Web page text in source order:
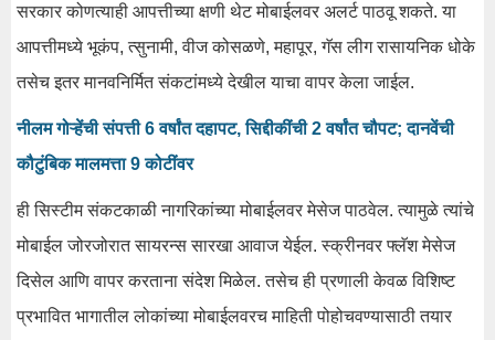
सरकार कोणत्याही आपत्तीच्या क्षणी थेट मोबाईलवर अलर्ट पाठवू शकते. या
आपत्तीमध्ये भूकंप, त्सुनामी, वीज कोसळणे, महापूर, गॅस लीग रासायनिक धोके
तसेच इतर मानवनिर्मित संकटांमध्ये देखील याचा वापर केला जाईल.
नीलम गोऱ्हेंची संपत्ती 6 वर्षांत दहापट, सिद्दीकींची 2 वर्षांत चौपट; दानवेंची
कौटुंबिक मालमत्ता 9 कोटींवर
ही सिस्टीम संकटकाळी नागरिकांच्या मोबाईलवर मेसेज पाठवेल. त्यामुळे त्यांचे
मोबाईल जोरजोरात सायरन्स सारखा आवाज येईल. स्क्रीनवर फ्लॅश मेसेज
दिसेल आणि वापर करताना संदेश मिळेल. तसेच ही प्रणाली केवळ विशिष्ट
प्रभावित भागातील लोकांच्या मोबाईलवरच माहिती पोहोचवण्यासाठी तयार